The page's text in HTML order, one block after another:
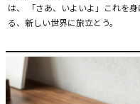
は、 「さあ、いよいよ」これを
る、新しい世界に旅立とう。